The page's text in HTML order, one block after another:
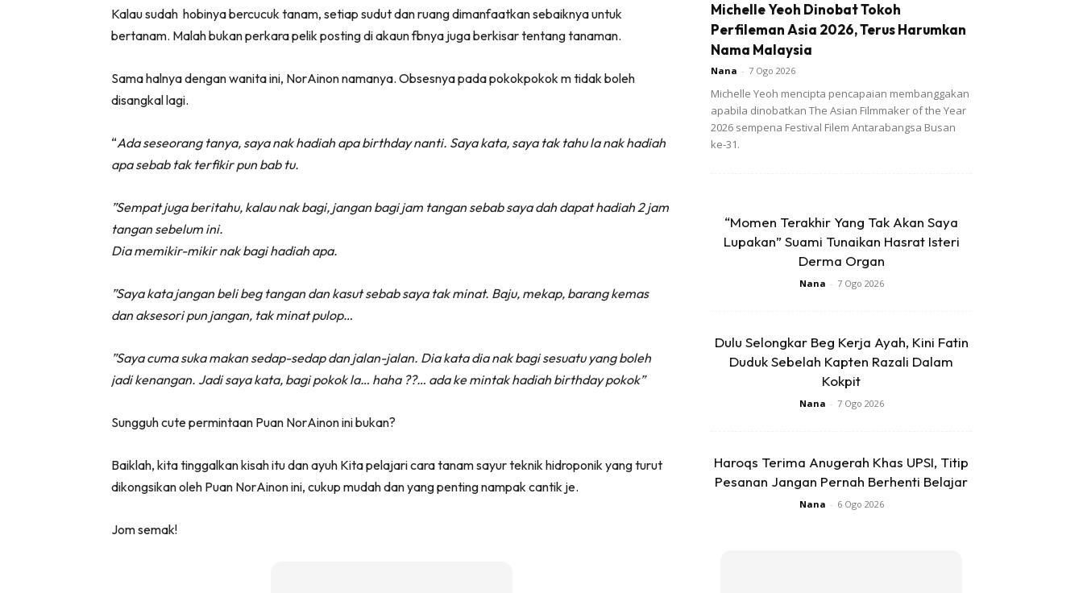
(Twitter)
Kalau sudah hobinya bercucuk tanam, setiap sudut dan ruang dimanfaatkan sebaiknya untuk
bertanam. Malah bukan perkara pelik posting di akaun fbnya juga berkisar tentang tanaman.
Sama halnya dengan wanita ini, NorAinon namanya. Obsesnya pada pokokpokok m tidak boleh
disangkal lagi.
“Ada seseorang tanya, saya nak hadiah apa birthday nanti. Saya kata, saya tak tahu la nak hadiah
apa sebab tak terfikir pun bab tu.
”Sempat juga beritahu, kalau nak bagi, jangan bagi jam tangan sebab saya dah dapat hadiah 2 jam
tangan sebelum ini.
Dia memikir-mikir nak bagi hadiah apa.
”Saya kata jangan beli beg tangan dan kasut sebab saya tak minat. Baju, mekap, barang kemas
dan aksesori pun jangan, tak minat pulop…
”Saya cuma suka makan sedap-sedap dan jalan-jalan. Dia kata dia nak bagi sesuatu yang boleh
jadi kenangan. Jadi saya kata, bagi pokok la… haha ??… ada ke mintak hadiah birthday pokok”
Sungguh cute permintaan Puan NorAinon ini bukan?
Baiklah, kita tinggalkan kisah itu dan ayuh Kita pelajari cara tanam sayur teknik hidroponik yang turut
dikongsikan oleh Puan NorAinon ini, cukup mudah dan yang penting nampak cantik je.
Jom semak!
Michelle Yeoh Dinobat Tokoh
Perfileman Asia 2026, Terus Harumkan
Nama Malaysia
Nana - 7 Ogo 2026
Michelle Yeoh mencipta pencapaian membanggakan
apabila dinobatkan The Asian Filmmaker of the Year
2026 sempena Festival Filem Antarabangsa Busan
ke-31.
“Momen Terakhir Yang Tak Akan Saya
Lupakan” Suami Tunaikan Hasrat Isteri
Derma Organ
Nana - 7 Ogo 2026
Dulu Selongkar Beg Kerja Ayah, Kini Fatin
Duduk Sebelah Kapten Razali Dalam
Kokpit
Nana - 7 Ogo 2026
Haroqs Terima Anugerah Khas UPSI, Titip
Pesanan Jangan Pernah Berhenti Belajar
Nana - 6 Ogo 2026